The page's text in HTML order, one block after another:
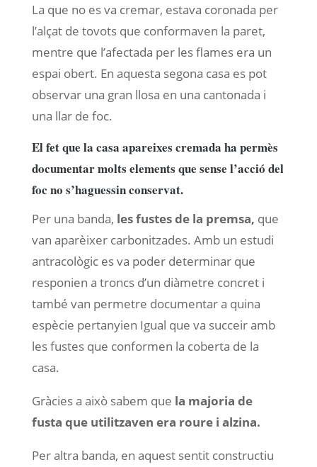
La que no es va cremar, estava coronada per
l’alçat de tovots que conformaven la paret,
mentre que l’afectada per les flames era un
espai obert. En aquesta segona casa es pot
observar una gran llosa en una cantonada i
una llar de foc.
El fet que la casa apareixes cremada ha permès
documentar molts elements que sense l’acció del
foc no s’haguessin conservat.
Per una banda, les fustes de la premsa, que
van aparèixer carbonitzades. Amb un estudi
antracològic es va poder determinar que
responien a troncs d’un diàmetre concret i
també van permetre documentar a quina
espècie pertanyien Igual que va succeir amb
les fustes que conformen la coberta de la
casa.
Gràcies a això sabem que la majoria de
fusta que utilitzaven era roure i alzina.
Per altra banda, en aquest sentit constructiu